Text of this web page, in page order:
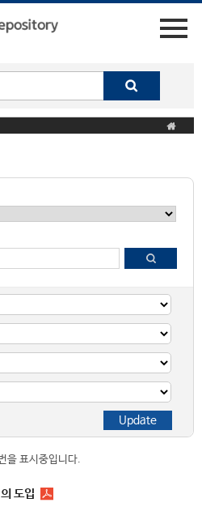
표시중입니다.
도입